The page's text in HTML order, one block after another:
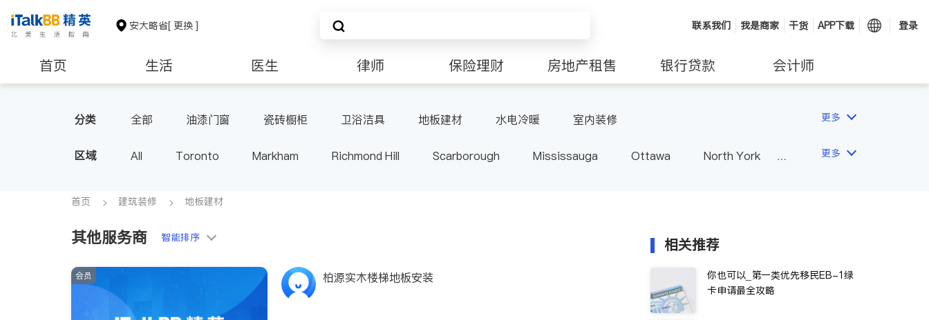
安大略省[ 更换 ] 联系我们 我是商家 干货 APP下载 登录
首页 生活 医生 律师 保险理财 房地产租售 银行贷款 会计师
分类 全部 油漆门窗 瓷砖橱柜 卫浴洁具 地板建材 水电冷暖 室内装修 更多
区域 All Toronto Markham Richmond Hill Scarborough Mississauga Ottawa
North York
Aurora
Stouffville
更多
首页 建筑装修 地板建材
其他服务商 智能排序
会员 柏源实木楼梯地板安装
相关推荐
你也可以_第一类优先移民EB-1绿
卡申请最全攻略